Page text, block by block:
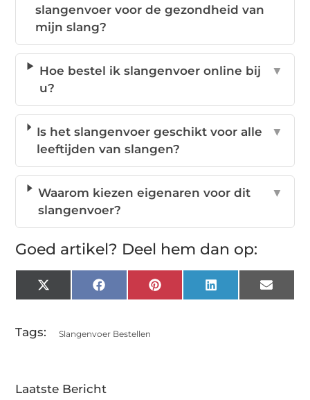
slangenvoer voor de gezondheid van
mijn slang?
Hoe bestel ik slangenvoer online bij
u?
▼
Is het slangenvoer geschikt voor alle
leeftijden van slangen?
▼
Waarom kiezen eigenaren voor dit
slangenvoer?
▼
Goed artikel? Deel hem dan op:
X
(Twitter)
FacebookPinterestLinkedInEmail
Tags: Slangenvoer Bestellen
Laatste Bericht